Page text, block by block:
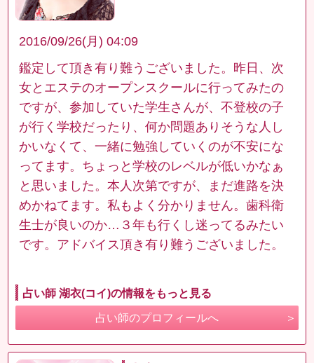
2016/09/26(月) 04:09
鑑定して頂き有り難うございました。昨日、次
女とエステのオープンスクールに行ってみたの
ですが、参加していた学生さんが、不登校の子
が行く学校だったり、何か問題ありそうな人し
かいなくて、一緒に勉強していくのが不安にな
ってます。ちょっと学校のレベルが低いかなぁ
と思いました。本人次第ですが、まだ進路を決
めかねてます。私もよく分かりません。歯科衛
生士が良いのか…３年も行くし迷ってるみたい
です。アドバイス頂き有り難うございました。
占い師 湖衣(コイ)の情報をもっと見る
占い師のプロフィールへ